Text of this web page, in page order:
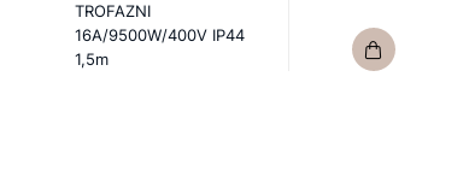
TROFAZNI
16A/9500W/400V IP44
1,5m